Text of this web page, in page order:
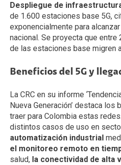
Despliegue de
de 1.600 estaciones base 5G,
exponencialmente para
nacional. Se proyecta que
de las estaciones base migren
Beneficios del 5G y
La CRC en su informe
Nueva Generación’ destaca
traer para Colombia estas
distintos casos de uso en
automatización industrial
el monitoreo remoto en
salud, la conectividad de alta